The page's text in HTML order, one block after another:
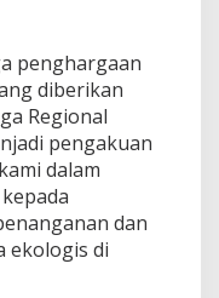
penghargaan
diberikan
Regional
pengakuan
dalam
dan
ekologis di